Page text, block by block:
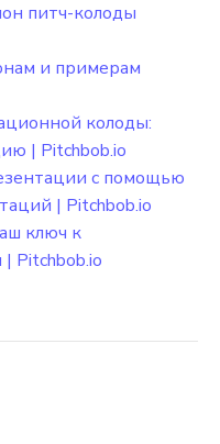
питч-колоды
и примерам
колоды:
| Pitchbob.io
с помощью
| Pitchbob.io
ключ к
Pitchbob.io